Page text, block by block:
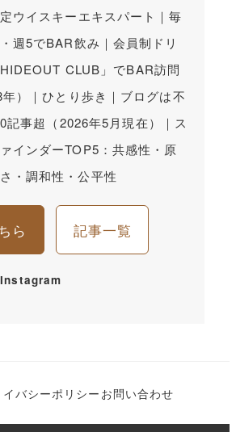
ウイスキーエキスパート｜毎
週5でBAR飲み｜会員制ドリ
CLUB」でBAR訪問
）｜ひとり歩き｜ブログは不
記事超（2026年5月現在）｜ス
インダーTOP5：共感性・原
・調和性・公平性
ら 記事一覧
Instagram
バシーポリシー お問い合わせ